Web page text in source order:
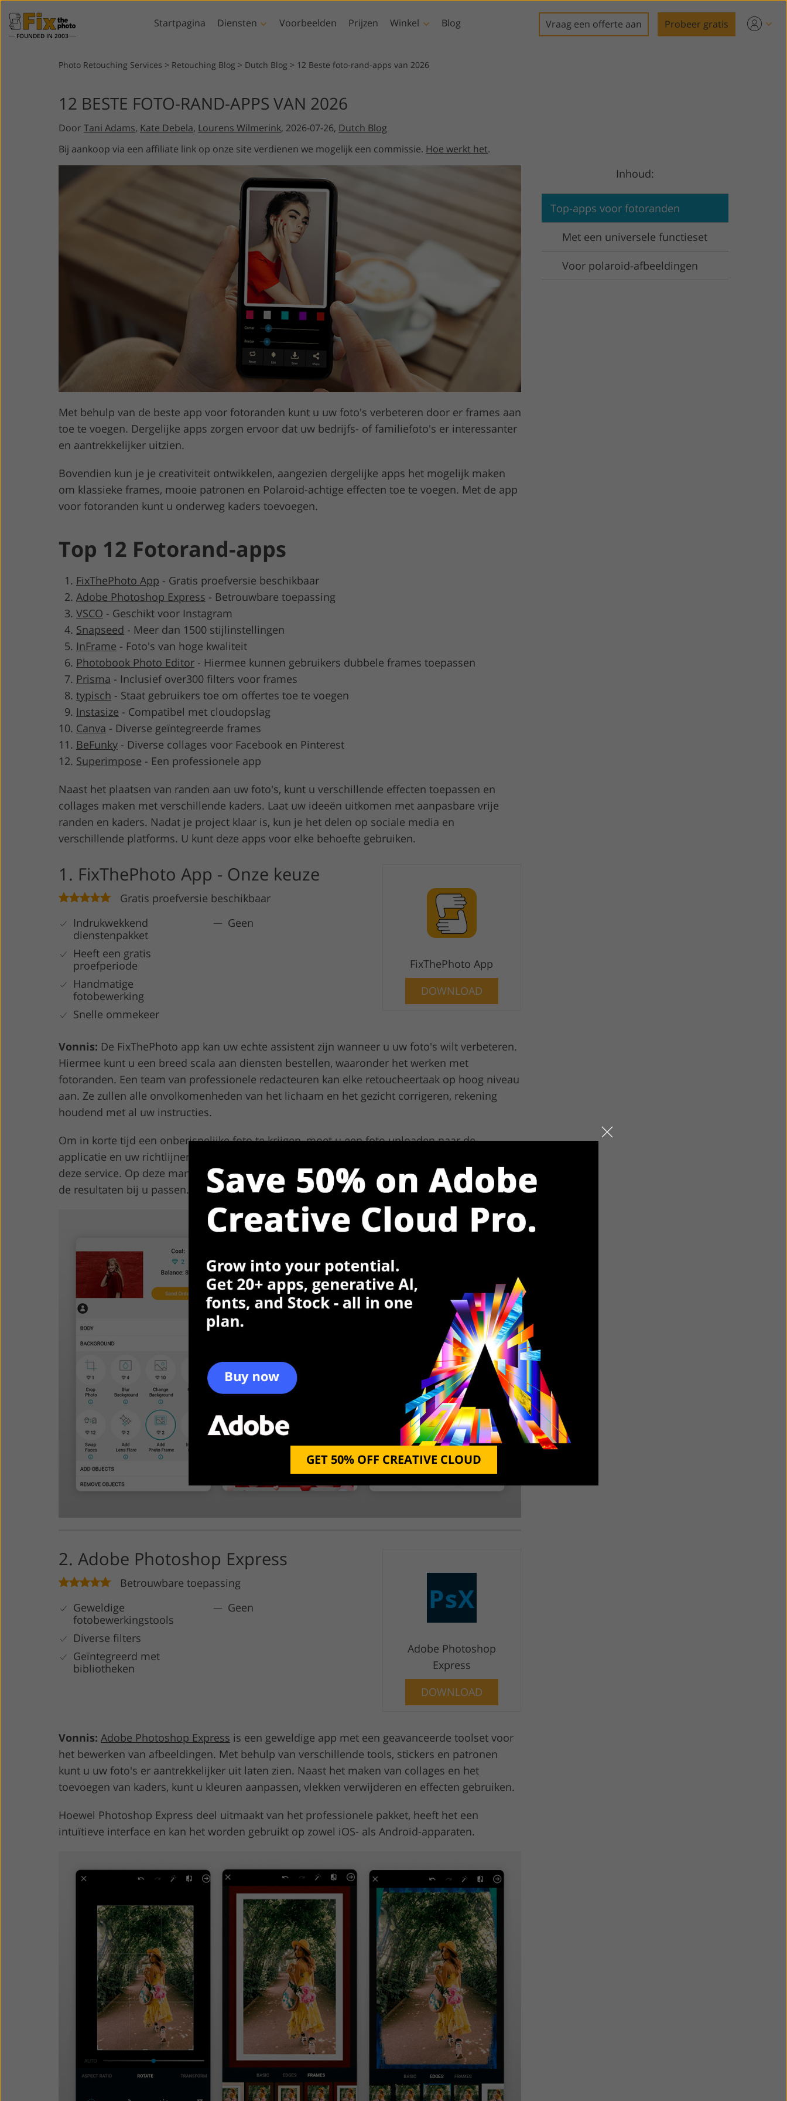
FOUNDED IN 2003
Startpagina Diensten
Trouwfoto's bewerken
Door AI gegenereerde
modellen voor kleding
Productfoto's bewerken Sieraden Fotobewerking AI-trainingsgegevens
Voorbeelden Prijzen Winkel
Lightroom
Lightroom-
voorinstellingen
LR-vooraf ingestelde
collecties
Voorinstellingen voor
beste aanbieding
Mobiele voorinstellingen
Photoshop
Photoshop-acties
Photoshop-penselen
Photoshop-overlays
Photoshop-texturen
Volledige Ps Overlays-
Templates
Alle sjablonen
Marketingsjablonen
Valentijnskaarten
Huwelijksuitnodigingen
Blog Vraag een offerte aan Probeer gratis
Photo Retouching Services > Retouching Blog > Dutch Blog > 12 Beste foto-rand-apps van 2026
12 BESTE FOTO-RAND-APPS VAN 2026
Door Tani Adams, Kate Debela, Lourens Wilmerink, 2026-07-26, Dutch Blog
Bij aankoop via een affiliate link op onze site verdienen we mogelijk een commissie. Hoe werkt het.
Met behulp van de beste app voor fotoranden kunt u uw foto's verbeteren door er frames aan
toe te voegen. Dergelijke apps zorgen ervoor dat uw bedrijfs- of familiefoto's er interessanter
en aantrekkelijker uitzien.
Bovendien kun je je creativiteit ontwikkelen, aangezien dergelijke apps het mogelijk maken
om klassieke frames, mooie patronen en Polaroid-achtige effecten toe te voegen. Met de app
voor fotoranden kunt u onderweg kaders toevoegen.
Top 12 Fotorand-apps
FixThePhoto App - Gratis proefversie beschikbaar
Adobe Photoshop Express - Betrouwbare toepassing
VSCO - Geschikt voor Instagram
Snapseed - Meer dan 1500 stijlinstellingen
InFrame - Foto's van hoge kwaliteit
Photobook Photo Editor - Hiermee kunnen gebruikers dubbele frames toepassen
Prisma - Inclusief over300 filters voor frames
typisch - Staat gebruikers toe om offertes toe te voegen
Instasize - Compatibel met cloudopslag
Canva - Diverse geïntegreerde frames
BeFunky - Diverse collages voor Facebook en Pinterest
Superimpose - Een professionele app
Naast het plaatsen van randen aan uw foto's, kunt u verschillende effecten toepassen en
collages maken met verschillende kaders. Laat uw ideeën uitkomen met aanpasbare vrije
randen en kaders. Nadat je project klaar is, kun je het delen op sociale media en
verschillende platforms. U kunt deze apps voor elke behoefte gebruiken.
1. FixThePhoto App - Onze keuze
Gratis proefversie beschikbaar
Indrukwekkend
dienstenpakket
Heeft een gratis
proefperiode
Handmatige
fotobewerking
Snelle ommekeer
Geen
FixThePhoto App
DOWNLOAD
Vonnis: De FixThePhoto app kan uw echte assistent zijn wanneer u uw foto's wilt verbeteren.
Hiermee kunt u een breed scala aan diensten bestellen, waaronder het werken met
fotoranden. Een team van professionele redacteuren kan elke retoucheertaak op hoog niveau
aan. Ze zullen alle onvolkomenheden van het lichaam en het gezicht corrigeren, rekening
houdend met al uw instructies.
Om in korte tijd een onberispelijke foto te krijgen, moet u een foto uploaden naar de
applicatie en uw richtlijnen toevoegen. Een gratis proefperiode is een ander pluspunt van
deze service. Op deze manier kunt u de professionaliteit van het team controleren en zien of
de resultaten bij u passen.
2. Adobe Photoshop Express
Betrouwbare toepassing
Geweldige
fotobewerkingstools
Diverse filters
Geïntegreerd met
bibliotheken
Geen
Adobe Photoshop
Express
DOWNLOAD
Vonnis: Adobe Photoshop Express is een geweldige app met een geavanceerde toolset voor
het bewerken van afbeeldingen. Met behulp van verschillende tools, stickers en patronen
kunt u uw foto's er aantrekkelijker uit laten zien. Naast het maken van collages en het
toevoegen van kaders, kunt u kleuren aanpassen, vlekken verwijderen en effecten gebruiken.
Hoewel Photoshop Express deel uitmaakt van het professionele pakket, heeft het een
intuïtieve interface en kan het worden gebruikt op zowel iOS- als Android-apparaten.
Inhoud:
Top-apps voor fotoranden
Met een universele functieset
Voor polaroid-afbeeldingen
GET 50% OFF CREATIVE CLOUD